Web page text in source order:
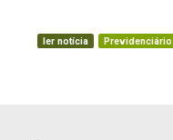
ler notícia Previdenciário